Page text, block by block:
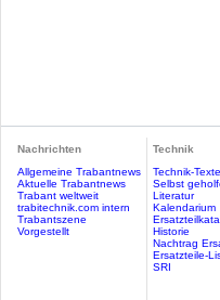
Nachrichten
Allgemeine Trabantnews
Aktuelle Trabantnews
Trabant weltweit
trabitechnik.com intern
Trabantszene
Vorgestellt
Technik
Technik-Texte
Selbst
Literatur
Kalendarium
Historie
Nachtrag
Ersatzteile-
SRI